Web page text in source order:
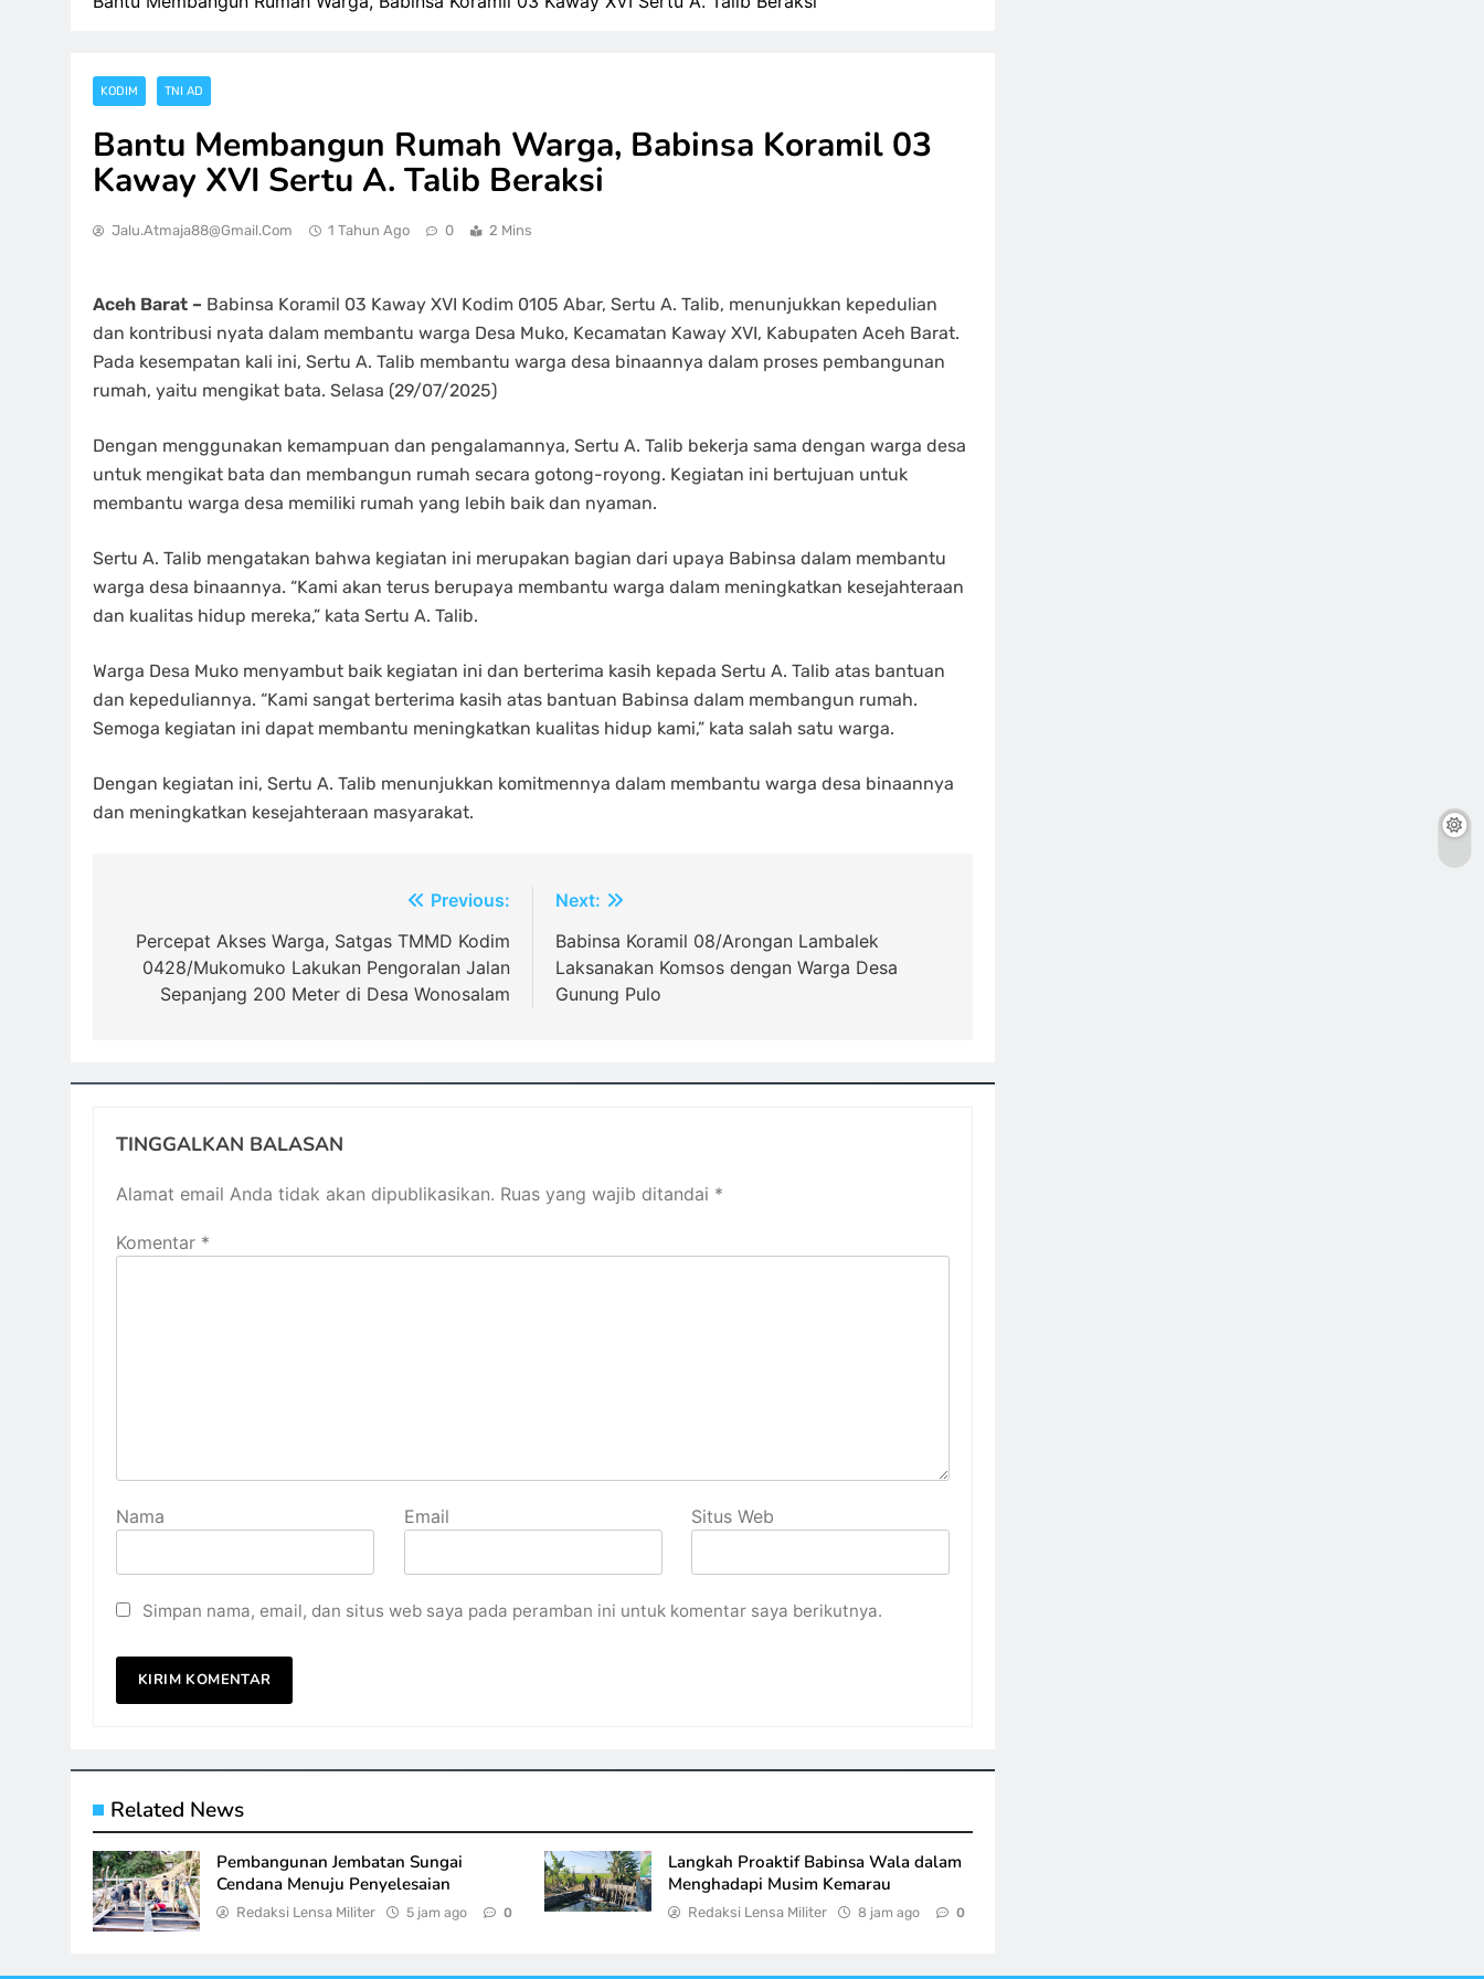
KODIM TNI AD
Bantu Membangun Rumah Warga, Babinsa Koramil 03
Kaway XVI Sertu A. Talib Beraksi
Jalu.atmaja88@gmail.com 1 Tahun Ago 0 2 Mins
Aceh Barat – Babinsa Koramil 03 Kaway XVI Kodim 0105 Abar, Sertu A. Talib, menunjukkan kepedulian
dan kontribusi nyata dalam membantu warga Desa Muko, Kecamatan Kaway XVI, Kabupaten Aceh Barat.
Pada kesempatan kali ini, Sertu A. Talib membantu warga desa binaannya dalam proses pembangunan
rumah, yaitu mengikat bata. Selasa (29/07/2025)
Dengan menggunakan kemampuan dan pengalamannya, Sertu A. Talib bekerja sama dengan warga desa
untuk mengikat bata dan membangun rumah secara gotong-royong. Kegiatan ini bertujuan untuk
membantu warga desa memiliki rumah yang lebih baik dan nyaman.
Sertu A. Talib mengatakan bahwa kegiatan ini merupakan bagian dari upaya Babinsa dalam membantu
warga desa binaannya. “Kami akan terus berupaya membantu warga dalam meningkatkan kesejahteraan
dan kualitas hidup mereka,” kata Sertu A. Talib.
Warga Desa Muko menyambut baik kegiatan ini dan berterima kasih kepada Sertu A. Talib atas bantuan
dan kepeduliannya. “Kami sangat berterima kasih atas bantuan Babinsa dalam membangun rumah.
Semoga kegiatan ini dapat membantu meningkatkan kualitas hidup kami,” kata salah satu warga.
Dengan kegiatan ini, Sertu A. Talib menunjukkan komitmennya dalam membantu warga desa binaannya
dan meningkatkan kesejahteraan masyarakat.
pos
Previous:
Percepat Akses Warga, Satgas TMMD Kodim
0428/Mukomuko Lakukan Pengoralan Jalan
Sepanjang 200 Meter di Desa Wonosalam
Next:
Babinsa Koramil 08/Arongan Lambalek
Laksanakan Komsos dengan Warga Desa
Gunung Pulo
TINGGALKAN BALASAN
Alamat email Anda tidak akan dipublikasikan. Ruas yang wajib ditandai *
Komentar *
Nama Email Situs Web
Simpan nama, email, dan situs web saya pada peramban ini untuk komentar saya berikutnya.
Related News
Pembangunan Jembatan Sungai
Cendana Menuju Penyelesaian
Redaksi Lensa Militer 5 jam ago 0
Langkah Proaktif Babinsa Wala dalam
Menghadapi Musim Kemarau
Redaksi Lensa Militer 8 jam ago 0